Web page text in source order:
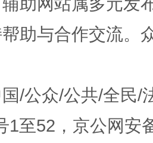
助与合作交流。
/公众/公共/全民/
1至52，京公网安